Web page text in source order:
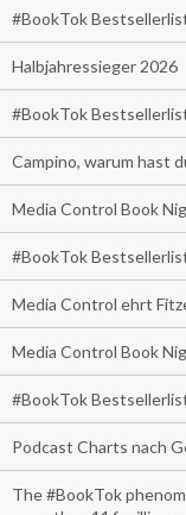
#BookTok
Halbjahressieger 2026
#BookTok
Campino, warum hast
Media Control Book
#BookTok
Media Control ehrt
Media Control Book
#BookTok
Podcast Charts nach
The #BookTok